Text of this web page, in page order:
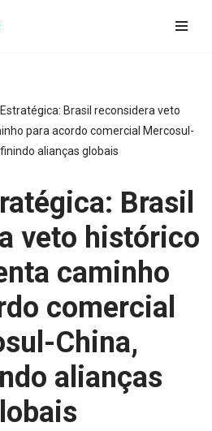
Brasil reconsidera veto
para acordo comercial Mercosul-
alianças globais
Brasil
veto histórico
caminho
comercial
China,
alianças